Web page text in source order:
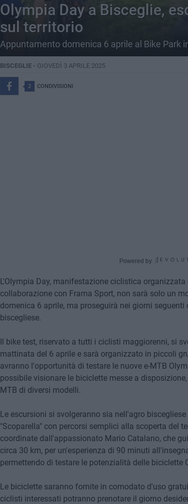
Olympia Day a Bisceglie,
sul territorio
Appuntamento domenica 6 aprile al Bike Park
BISCEGLIE - GIOVEDÌ 3 APRILE 2025
2 CONDIVISIONI
Powered by
L'Olympia Day, manifestazione ciclistica
collaborazione con Frama Sport, non sarà solo un
domenica 6 aprile, ma proseguirà nei giorni
biscegliese.
Il bike test, riservato a tutti i ciclisti maggiorenni, si
mattinata del 6 aprile e sarà organizzato in piccoli
avranno l'opportunità di testare le nuove e-MTB
possibile visionare le biciclette messe a
MTB di diversi modelli.
Le escursioni si svolgeranno sia nell'agro
"Scoparella" con percorsi semplici alla scoperta del
coordinate dall'appassionato Mario Catalano, che
circa 30 km, per un'esperienza di 90 minuti
permettendo di testare le potenzialità delle biciclette
Le biciclette saranno fornite in comodato d'uso
ciclisti interessati potranno prenotare il giorno